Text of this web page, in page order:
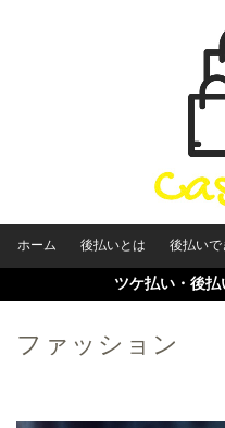
ホーム 後払いとは 後払いで
ツケ払い・後
ファッション